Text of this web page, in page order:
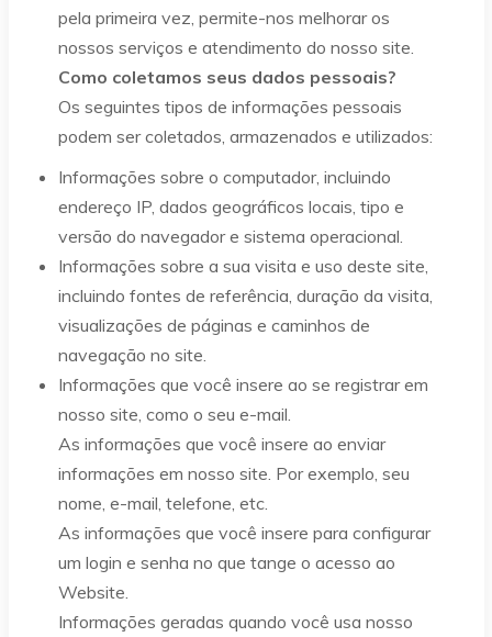
pela primeira vez, permite-nos melhorar os
nossos serviços e atendimento do nosso site.
Como coletamos seus dados pessoais?
Os seguintes tipos de informações pessoais
podem ser coletados, armazenados e utilizados:
Informações sobre o computador, incluindo
endereço IP, dados geográficos locais, tipo e
versão do navegador e sistema operacional.
Informações sobre a sua visita e uso deste site,
incluindo fontes de referência, duração da visita,
visualizações de páginas e caminhos de
navegação no site.
Informações que você insere ao se registrar em
nosso site, como o seu e-mail.
As informações que você insere ao enviar
informações em nosso site. Por exemplo, seu
nome, e-mail, telefone, etc.
As informações que você insere para configurar
um login e senha no que tange o acesso ao
Website.
Informações geradas quando você usa nosso